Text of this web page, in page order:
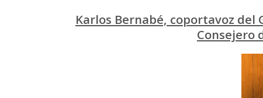
Karlos Bernabé, coportavoz
Consejero